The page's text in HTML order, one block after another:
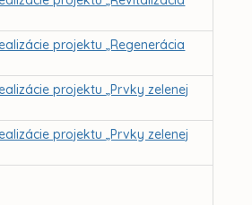
projektu „Regenerácia
projektu „Prvky zelenej
projektu „Prvky zelenej